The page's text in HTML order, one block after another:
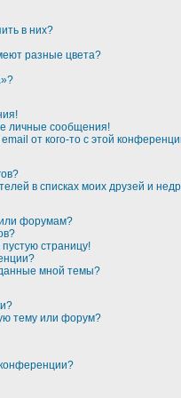
в них?
разные цвета?
личные сообщения!
от кого-то с этой
в списках моих друзей и
форумам?
страницу!
мной темы?
тему или форум?